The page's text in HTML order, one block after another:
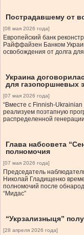
Пострадавшему от
[08 мая 2026 года]
Европейский банк
Райффайзен Банком
освобождения от долга
Украина
для газопоршневых
[07 мая 2026 года]
“Вместе с Finnish-
реализуем поэтапную
распределенной
Глава набсовета
полномочия
[07 мая 2026 года]
Председатель
Николай Гладищенко
полномочий после
“Мидас”
“Укрзализныця”
[28 апреля 2026 года]